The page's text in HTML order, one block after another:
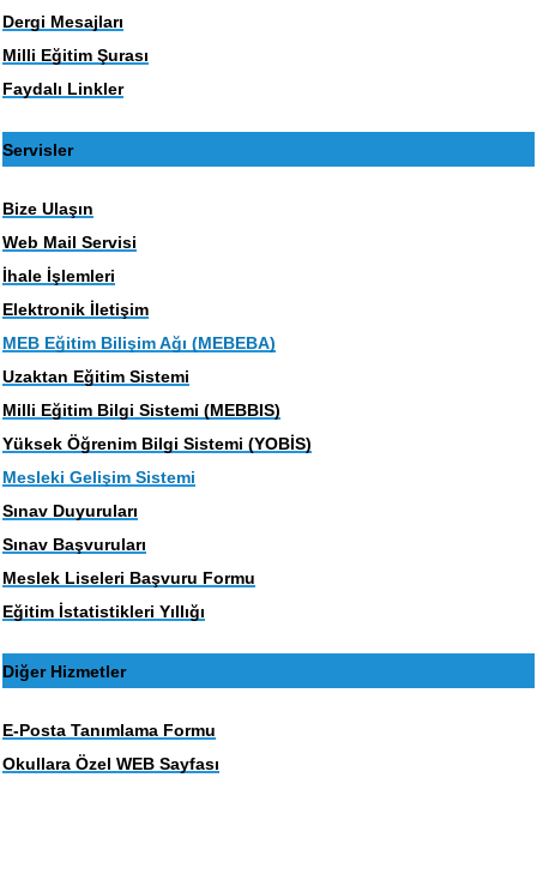
Dergi Mesajları
Milli Eğitim Şurası
Faydalı Linkler
Servisler
Bize Ulaşın
Web Mail Servisi
İhale İşlemleri
Elektronik İletişim
MEB Eğitim Bilişim Ağı (MEBEBA)
Uzaktan Eğitim Sistemi
Milli Eğitim Bilgi Sistemi (MEBBIS)
Yüksek Öğrenim Bilgi Sistemi (YOBİS)
Mesleki Gelişim Sistemi
Sınav Duyuruları
Sınav Başvuruları
Meslek Liseleri Başvuru Formu
Eğitim İstatistikleri Yıllığı
Diğer Hizmetler
E-Posta Tanımlama Formu
Okullara Özel WEB Sayfası